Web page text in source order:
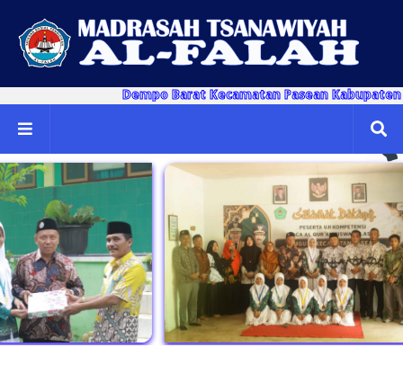
Dempo Barat Kecamatan Pasean Kabupaten